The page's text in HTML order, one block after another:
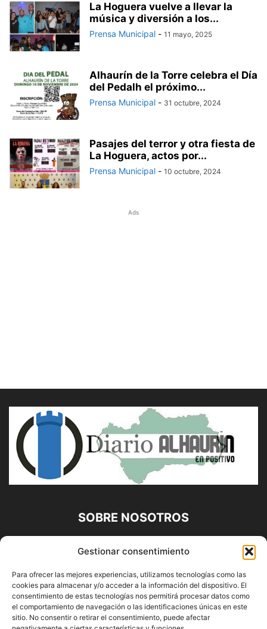
Gestionar consentimiento
Para ofrecer las mejores experiencias, utilizamos tecnologías como las
cookies para almacenar y/o acceder a la información del dispositivo. El
consentimiento de estas tecnologías nos permitirá procesar datos como
el comportamiento de navegación o las identificaciones únicas en este
sitio. No consentir o retirar el consentimiento, puede afectar
La Hoguera vuelve a llevar la
música y diversión a los...
Prensa Municipal - 11 mayo, 2025
Alhaurín de la Torre celebra el Día
del Pedalh el próximo...
Prensa Municipal - 31 octubre, 2024
Pasajes del terror y otra fiesta de
La Hoguera, actos por...
Prensa Municipal - 10 octubre, 2024
Ads
SOBRE NOSOTROS
Diario Alhaurín (www.alhaurindelatorre.com) Propiedad de
Francisco E. López López | 639 95 71 95 | Noticias de
Alhaurín de la Torre, Málaga y Provincia|
Contáctanos:info@alhaurindelatorre.com